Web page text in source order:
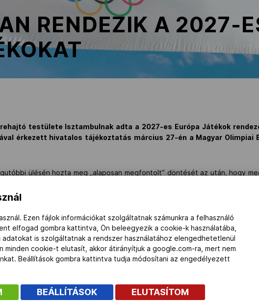
RENDEZIK A 2027-
testülete Isztambulnak adta a 2027-es Európa Játékok
érkezett hivatalos tájékoztatás március 27-én a Magyar Olimpiai
ülésén hozta meg „alaposan megfontolt” döntését az után, hogy
jelentését az isztambuli pályázatról. Az EOC delegációja március
részletekbe menően megvizsgálták.
Isztambul pályázatát a 2027-es Európa Játékok rendezésére” – idézte a
az EOC elnökét. „Tudjuk, hogy Isztambul tökéletes helyszíne lesz a
tudásukat 2027-ben.”
az EOC és az isztambuli szervezők megállapodtak: több olimpiai kvótát
Angelesre, mint a tavalyi, lengyelországi EJ-n lehetett Párizsra.
2015-ben Bakuban rendezték meg, majd 2019-ben Minszk volt a
a kis-lengyelországi régióban bonyolították le. A 2023-as EJ-n 29
ben pedig egyben Európa-bajnokságra került sor, tíz sportágban
Ezen fájlok információkat szolgáltatnak számunkra a felhasználó
elfogad gombra kattintva, Ön beleegyezik a cookie-k használatába,
is szolgáltatnak a rendszer használatához elengedhetetlenül
minden cookie-t elutasít, akkor átirányítjuk a google.com-ra, mert nem
Beállítások gombra kattintva tudja módosítani az engedélyezett
BEÁLLÍTÁSOK ELUTASÍTOM